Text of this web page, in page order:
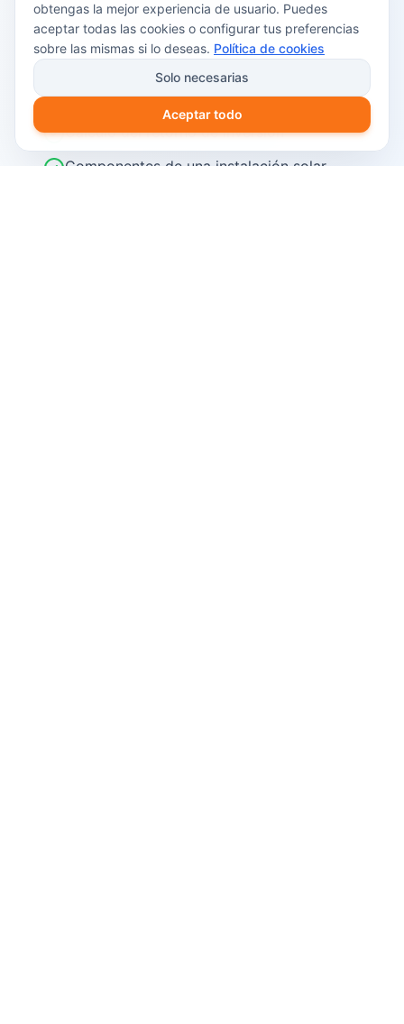
Cómo funciona el autoconsumo
fotovoltaico
Ayudas y subvenciones disponibles en
2026
Cálculo del retorno de inversión
Componentes de una instalación solar
obtengas la mejor experiencia de usuario. Puedes
aceptar todas las cookies o configurar tus preferencias
sobre las mismas si lo deseas. Política de cookies
Solo necesarias
Aceptar todo